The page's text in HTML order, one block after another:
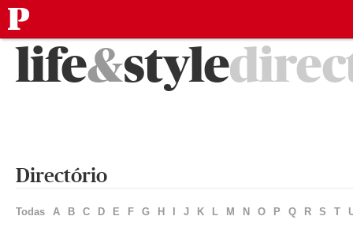
Saltarlife&style
Directório
Todas A B C D E F G H J K L M N O P Q R S T